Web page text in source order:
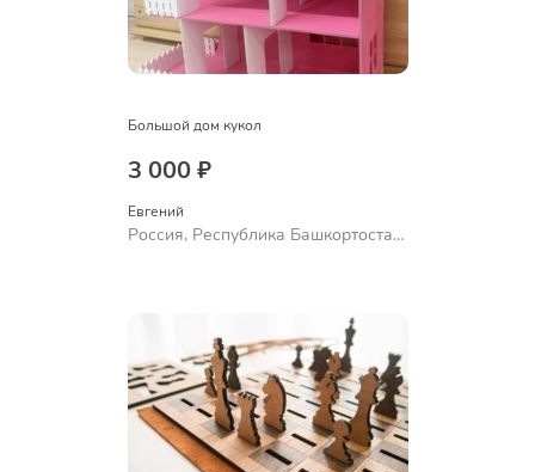
Большой дом кукол
3 000 ₽
Евгений
Россия, Республика Башкортостан,